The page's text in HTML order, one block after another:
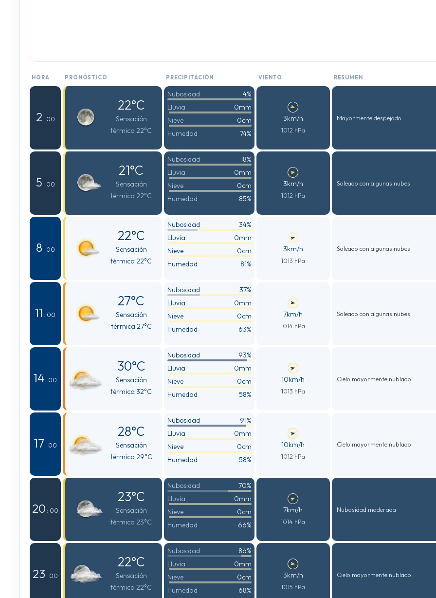
HORA PRONÓSTICO PRECIPITACIÓN VIENTO RESUMEN
2 : 00
22°C
Sensación
térmica 22°C
Nubosidad
4%
Lluvia
0mm
Nieve
0cm
Humedad
74%
3km/h
1012 hPa
Mayormente despejado
5 : 00
21°C
Sensación
térmica 22°C
Nubosidad
18%
Lluvia
0mm
Nieve
0cm
Humedad
85%
3km/h
1012 hPa
Soleado con algunas nubes
8 : 00
22°C
Sensación
térmica 22°C
Nubosidad
34%
Lluvia
0mm
Nieve
0cm
Humedad
81%
3km/h
1013 hPa
Soleado con algunas nubes
11 : 00
27°C
Sensación
térmica 27°C
Nubosidad
37%
Lluvia
0mm
Nieve
0cm
Humedad
63%
7km/h
1014 hPa
Soleado con algunas nubes
14 : 00
30°C
Sensación
térmica 32°C
Nubosidad
93%
Lluvia
0mm
Nieve
0cm
Humedad
58%
10km/h
1013 hPa
Cielo mayormente nublado
17 : 00
28°C
Sensación
térmica 29°C
Nubosidad
91%
Lluvia
0mm
Nieve
0cm
Humedad
58%
10km/h
1012 hPa
Cielo mayormente nublado
20 : 00
23°C
Sensación
térmica 23°C
Nubosidad
70%
Lluvia
0mm
Nieve
0cm
Humedad
66%
7km/h
1014 hPa
Nubosidad moderada
23 : 00
22°C
Sensación
térmica 22°C
Nubosidad
86%
Lluvia
0mm
Nieve
0cm
Humedad
68%
3km/h
1015 hPa
Cielo mayormente nublado